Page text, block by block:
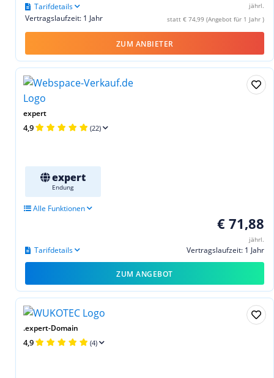
jährl.
statt € 74,99 (Angebot für 1 Jahr )
Vertragslaufzeit: 1 Jahr
Tarifdetails
ZUM ANBIETER
expert
4,9 (22)
expert
Endung
Alle Funktionen
€ 71,88
jährl.
Vertragslaufzeit: 1 Jahr
Tarifdetails
ZUM ANGEBOT
.expert-Domain
4,9 (4)